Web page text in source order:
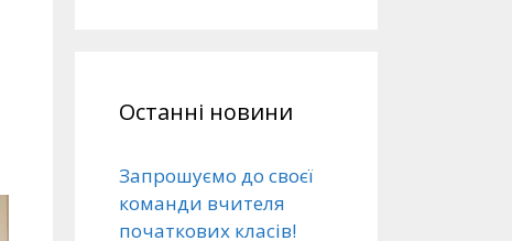
Останні новини
Запрошуємо до своєї
команди вчителя
початкових класів!